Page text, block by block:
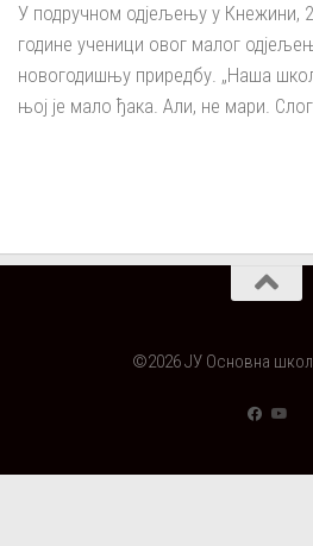
У подручном одјељењу у Кнежини,
године ученици овог малог
новогодишњу приредбу. „Наша
њој је мало ђака. Али, не мари.
©2026 ЈУ Основна